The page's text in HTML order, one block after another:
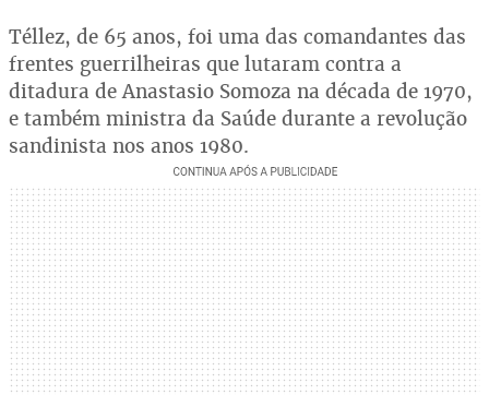
Téllez, de 65 anos, foi uma das comandantes das
frentes guerrilheiras que lutaram contra a
ditadura de Anastasio Somoza na década de 1970,
e também ministra da Saúde durante a revolução
sandinista nos anos 1980.